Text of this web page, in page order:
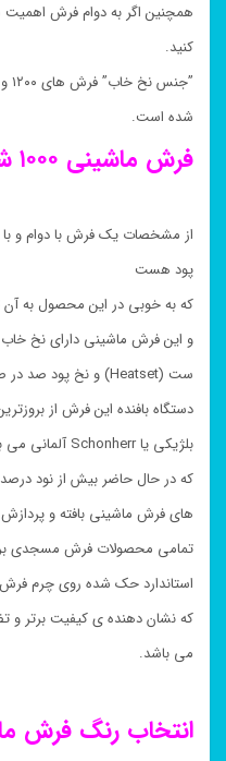
کنید.
شده است.
فرش ماشینی ۱۰۰۰ شانه با کیفیت چیست ؟
از مشخصات یک فرش با دوام و
پود هست
که به خوبی در این محصول به
و این فرش ماشینی دارای نخ
ست (Heatset) و نخ پود صد در صد پنبه هست.
بلژیکی یا Schonherr آلمانی می باشد
که در حال حاضر بیش از نود درصد
های فرش ماشینی بافته و
تمامی محصولات فرش مسجدی
استاندارد حک شده روی چرم
که نشان دهنده ی کیفیت برتر
می باشد.
انتخاب رنگ فرش